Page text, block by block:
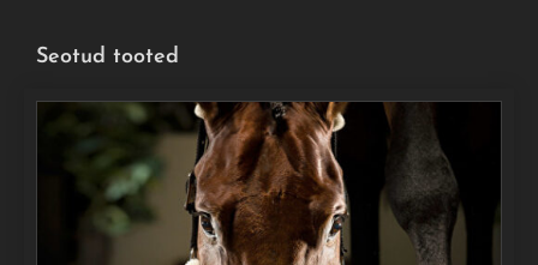
Seotud tooted